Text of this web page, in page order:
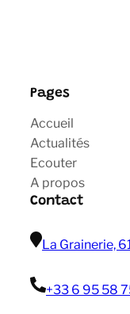
Pages
Accueil
Actualités
Ecouter
A propos
Contact
La Grainerie,
+33 6 95 58